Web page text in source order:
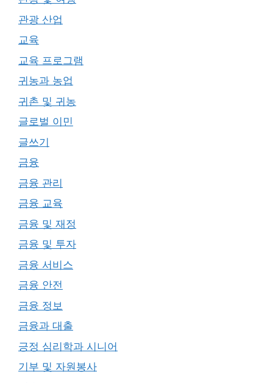
관광 산업
교육
교육 프로그램
귀농과 농업
귀촌 및 귀농
글로벌 이민
글쓰기
금융
금융 관리
금융 교육
금융 및 재정
금융 및 투자
금융 서비스
금융 안전
금융 정보
금융과 대출
긍정 심리학과 시니어
기부 및 자원봉사